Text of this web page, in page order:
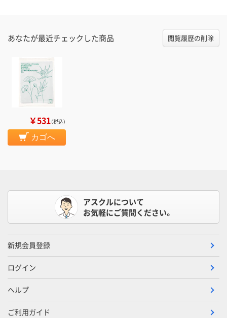
あなたが最近チェックした商品 閲覧履歴の削除
￥531（税込）
カゴへ
アスクルについて
お気軽にご質問ください。
新規会員登録
ログイン
ヘルプ
ご利用ガイド